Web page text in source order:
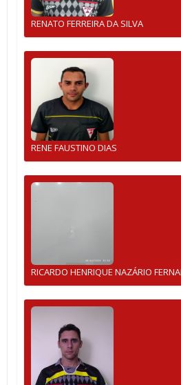
RENATO FERREIRA DA SILVA
RENE FAUSTINO DIAS
RICARDO HENRIQUE NAZÁRIO